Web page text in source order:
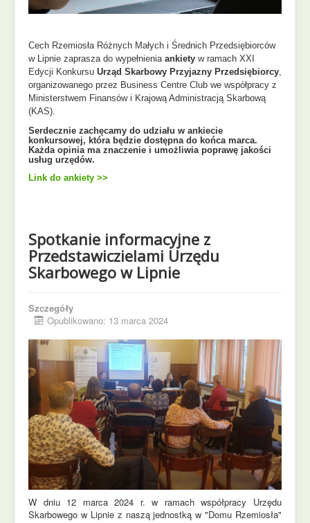
Cech Rzemiosła Różnych Małych i Średnich Przedsiębiorców
w Lipnie zaprasza do wypełnienia ankiety w ramach XXI
Edycji Konkursu Urząd Skarbowy Przyjazny Przedsiębiorcy
organizowanego przez Business Centre Club we współpracy z
Ministerstwem Finansów i Krajową Administracją Skarbową
(KAS).
Serdecznie zachęcamy do udziału w ankiecie
konkursowej, która będzie dostępna do końca marca.
Każda opinia ma znaczenie i umożliwia poprawę jakości
usług urzędów.
Link do ankiety >>
Spotkanie informacyjne z
Przedstawiczielami Urzędu
Skarbowego w Lipnie
Szczegóły
Opublikowano: 13 marca 2024
W dniu 12 marca 2024 r. w ramach współpracy Urzędu
Skarbowego w Lipnie z naszą jednostką w "Domu Rzemiosła"